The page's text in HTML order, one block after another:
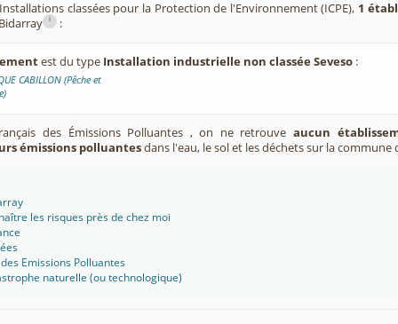
classées pour la Protection de l'Environnement (ICPE), 1
i :
est du type Installation industrielle non classée Seveso :
CABILLON (Pêche et
des Émissions Polluantes , on ne retrouveaucun
émissions polluantesdans l'eau, le sol et les déchets sur la commune
les risques près de chez moi
Emissions Polluantes
naturelle (ou technologique)